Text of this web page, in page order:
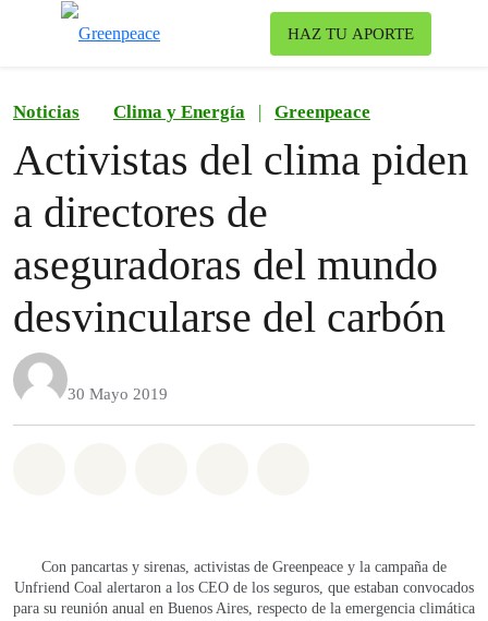
HAZ TU APORTE
Noticias Clima y Energía | Greenpeace
Activistas del clima piden
a directores de
aseguradoras del mundo
desvincularse del carbón
30 Mayo 2019
Con pancartas y sirenas, activistas de Greenpeace y la campaña de
Unfriend Coal alertaron a los CEO de los seguros, que estaban convocados
para su reunión anual en Buenos Aires, respecto de la emergencia climática